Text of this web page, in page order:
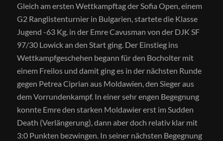
Gleich am ersten Wettkampftag der Sofia Open, einem
G2 Ranglistenturnier in Bulgarien, startete die Klasse
Jugend -63 Kg, in der Emre Cavusman von der DJK SF
97/30 Lowick an den Start ging. Der Einstieg ins
Wettkampfgeschehen begann für den Bocholter mit
einem Freilos und damit ging es in der nächsten Runde
gegen Petrea Ciprian aus Moldawien, den Sieger aus
dem Vorrundenkampf. In einer sehr engen Begegnung
konnte Emre den starken Moldawier erst im Sudden
Death (Verlängerung), dann aber doch relativ klar mit
3:0 Punkten bezwingen. In seiner nächsten Begegnung